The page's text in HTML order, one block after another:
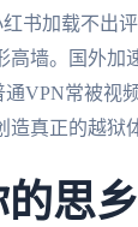
书加载不出
墙。国外加
VPN常被视
真正的越狱
思